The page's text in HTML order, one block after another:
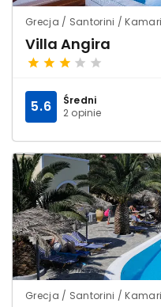
Grecja / Santorini / Kamari
Villa Angira
Średni
2 opinie
5.6
Grecja / Santorini / Kamari